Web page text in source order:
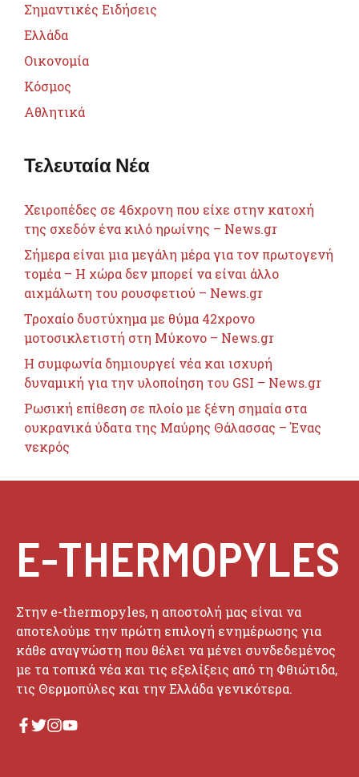
Σημαντικές Ειδήσεις
Ελλάδα
Οικονομία
Κόσμος
Αθλητικά
Τελευταία Νέα
Χειροπέδες σε 46χρονη που είχε στην κατοχή
της σχεδόν ένα κιλό ηρωίνης – News.gr
Σήμερα είναι μια μεγάλη μέρα για τον πρωτογενή
τομέα – Η χώρα δεν μπορεί να είναι άλλο
αιχμάλωτη του ρουσφετιού – News.gr
Τροχαίο δυστύχημα με θύμα 42χρονο
μοτοσικλετιστή στη Μύκονο – News.gr
Η συμφωνία δημιουργεί νέα και ισχυρή
δυναμική για την υλοποίηση του GSI – News.gr
Ρωσική επίθεση σε πλοίο με ξένη σημαία στα
ουκρανικά ύδατα της Μαύρης Θάλασσας – Ένας
νεκρός
E-THERMOPYLES
Στην e-thermopyles, η αποστολή μας είναι να
αποτελούμε την πρώτη επιλογή ενημέρωσης για
κάθε αναγνώστη που θέλει να μένει συνδεδεμένος
με τα τοπικά νέα και τις εξελίξεις από τη Φθιώτιδα,
τις Θερμοπύλες και την Ελλάδα γενικότερα.